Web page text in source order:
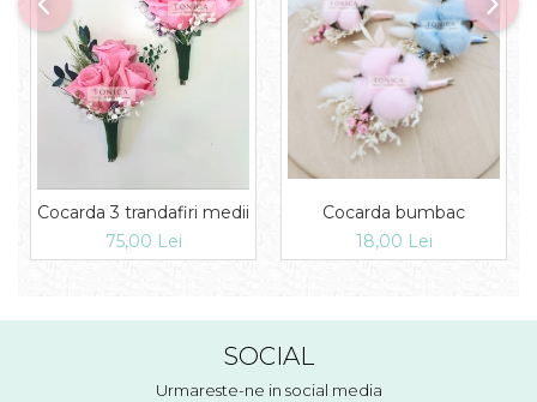
Cocarda 3 trandafiri medii
75,00 Lei
Cocarda bumbac
18,00 Lei
SOCIAL
Urmareste-ne in social media